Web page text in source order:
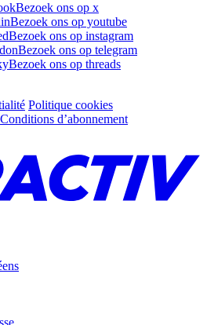
Bezoek ons op x
Bezoek ons op youtube
Bezoek ons op instagram
Bezoek ons op telegram
Bezoek ons op threads
Politique cookies
Conditions d’abonnement